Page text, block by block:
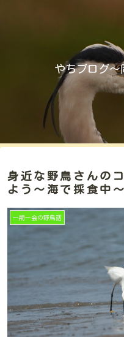
やちブログ～
身近な野鳥さんの
よう～海で採食中
一期一会の野鳥話